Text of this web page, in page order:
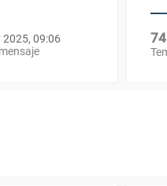
2025, 09:06
74